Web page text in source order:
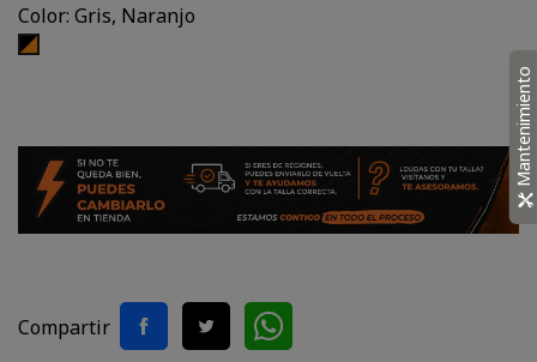
Color: Gris, Naranjo
Gris,
Compartir
Mantenimiento